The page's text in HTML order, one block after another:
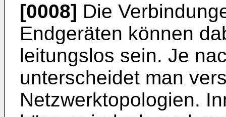
[0008] Die
Endgeräten können
leitungslos sein. Je
unterscheidet man
Netzwerktopologien.